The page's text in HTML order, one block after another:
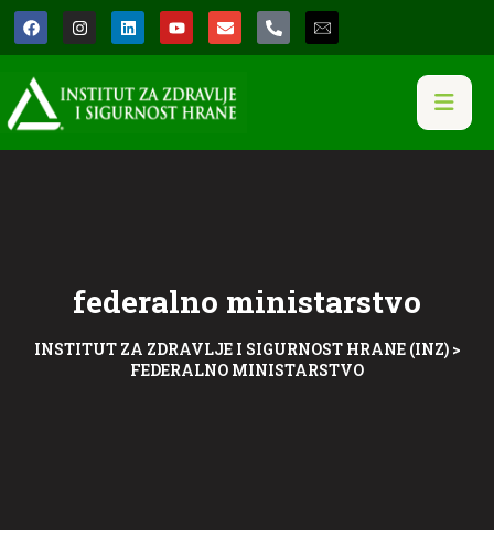
federalno ministarstvo
INSTITUT ZA ZDRAVLJE I SIGURNOST HRANE (INZ)>
FEDERALNO MINISTARSTVO